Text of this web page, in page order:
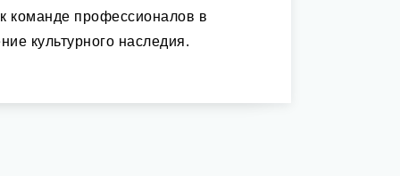
команде профессионалов в
культурного наследия.